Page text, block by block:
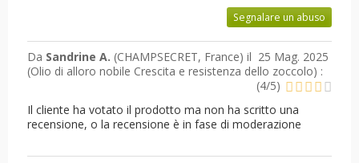
Segnalare un abuso
Da Sandrine A. (CHAMPSECRET, France) il 25 Mag. 2025
(Olio di alloro nobile Crescita e resistenza dello zoccolo) :
(4/5)
Il cliente ha votato il prodotto ma non ha scritto una
recensione, o la recensione è in fase di moderazione